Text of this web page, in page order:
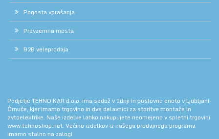
Pogosta vprašanja
Prevzemna mesta
B2B veleprodaja
Podjetje TEHNO KAR d.o.o. ima sedež v Idriji in poslovno enoto v Ljubljani-
Črnuče, kjer imamo trgovino in dve delavnici za storitve montaže in
avtoelektrike. Naše izdelke lahko nakupujete neomejeno v spletni trgovini
www.tehnoshop.net. Večino izdelkov iz našega prodajnega programa
imamo stalno na zalogi.